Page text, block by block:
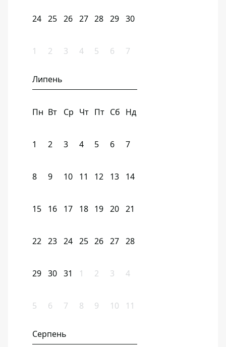
24 25 26 27 28 29 30
1 2 3 4 5 6 7
Липень
Пн Вт Ср Чт Пт Сб Нд
1 2 3 4 5 6 7
8 9 10 11 12 13 14
15 16 17 18 19 20 21
22 23 24 25 26 27 28
29 30 31 1 2 3 4
5 6 7 8 9 10 11
Серпень